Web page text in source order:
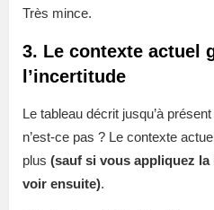
Très mince.
3. Le contexte actuel
l’incertitude
Le tableau décrit jusqu’à
n’est-ce pas ? Le contexte
plus (sauf si vous appliquez
voir ensuite).